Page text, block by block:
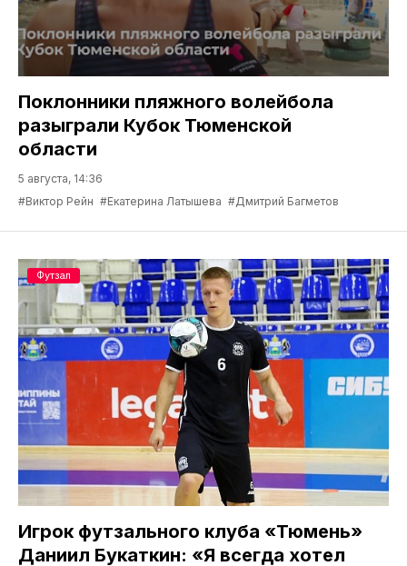
Поклонники пляжного волейбола
разыграли Кубок Тюменской
области
5 августа, 14:36
#Виктор Рейн #Екатерина Латышева #Дмитрий Багметов
Игрок футзального клуба «Тюмень»
Даниил Букаткин: «Я всегда хотел
Футзал